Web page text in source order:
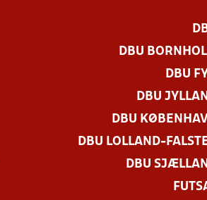
DBU
DBU
DBU
DBU
DBU LOLLAND-
DBU